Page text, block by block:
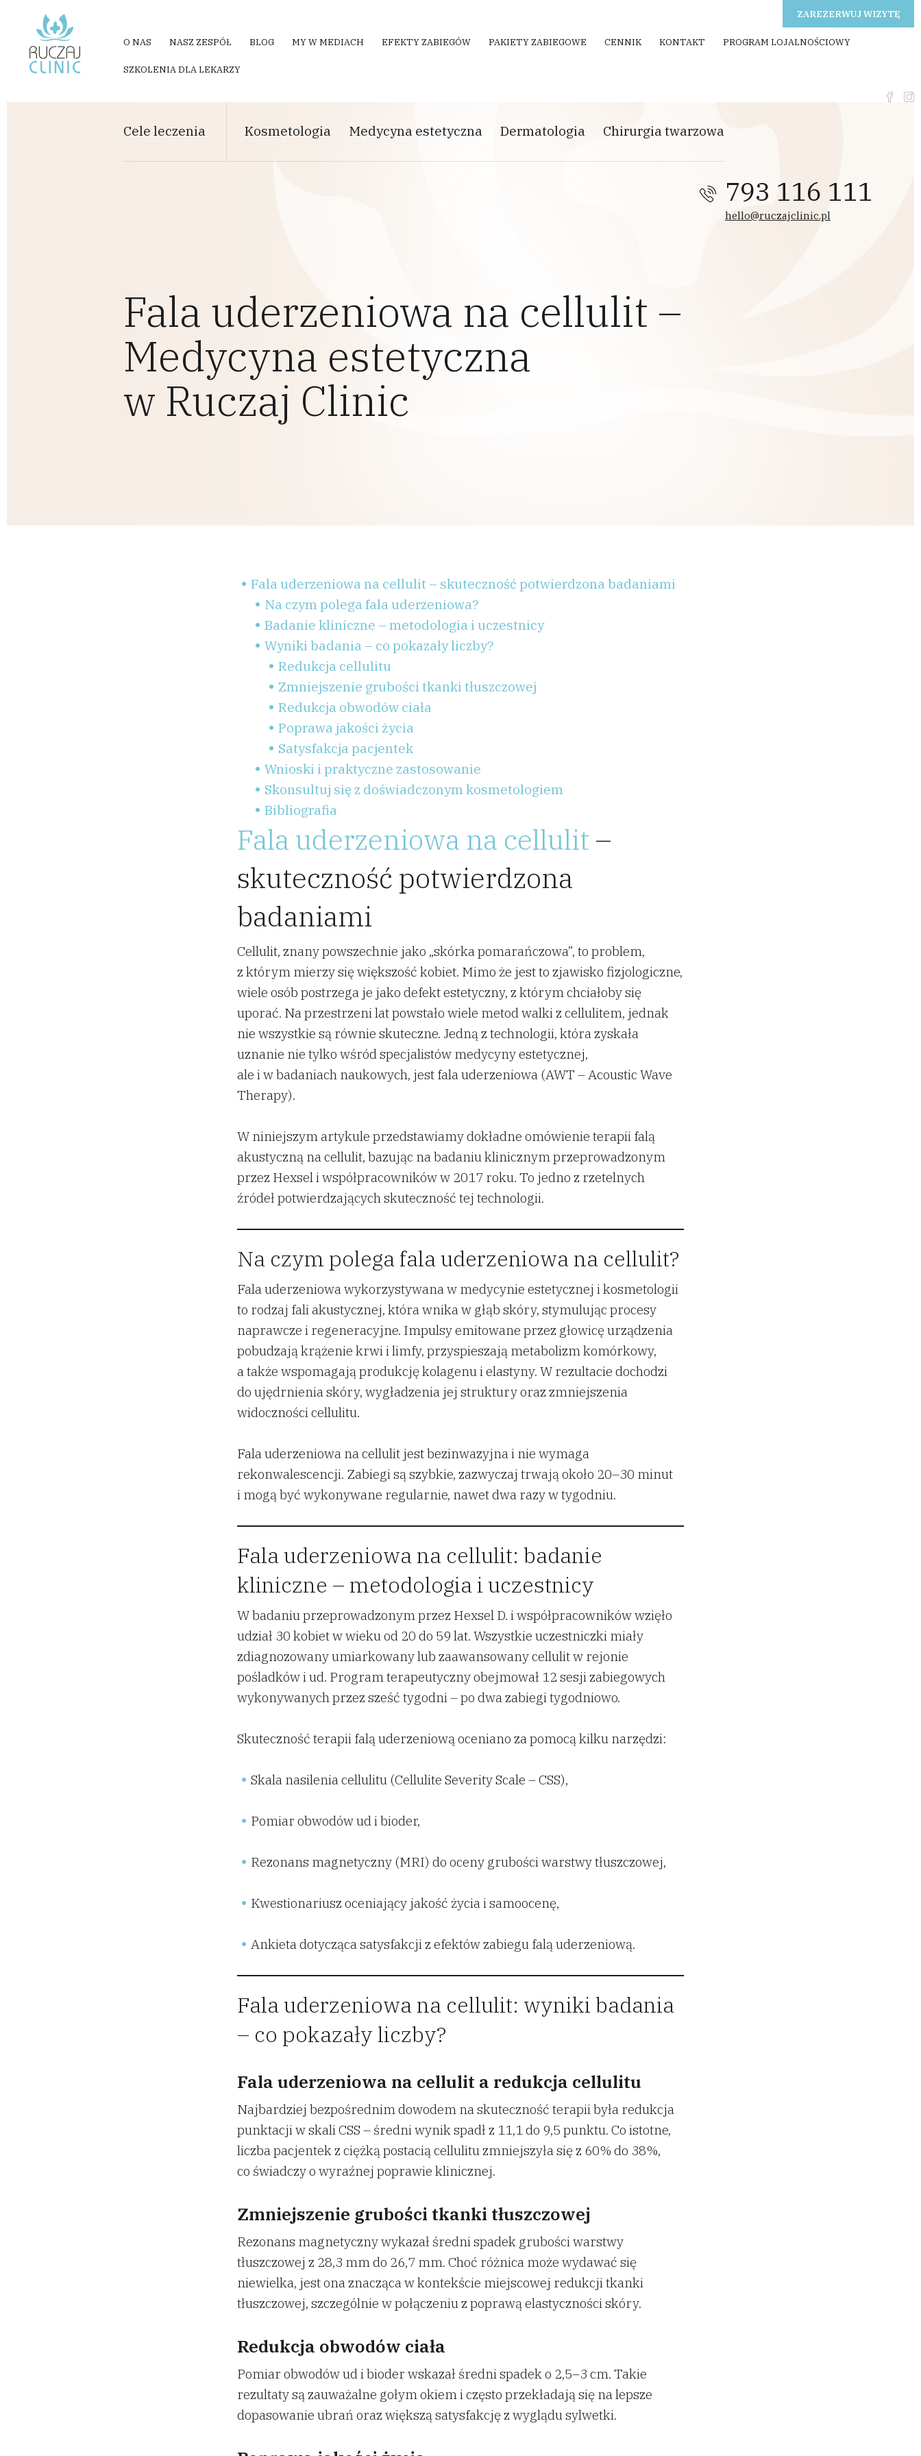
Przejdź do treści
O NAS NASZ ZESPÓŁ BLOG MY W MEDIACH EFEKTY ZABIEGÓW PAKIETY ZABIEGOWE CENNIK KONTAKT PROGRAM LOJALNOŚCIOWY
SZKOLENIA DLA LEKARZY
ZAREZERWUJ WIZYTĘ
Cele leczenia Kosmetologia Medycyna estetyczna Dermatologia Chirurgia twarzowa
793 116 111
hello@ruczajclinic.pl
Fala uderzeniowa na cellulit –
Medycyna estetyczna
w Ruczaj Clinic
Fala uderzeniowa na cellulit – skuteczność potwierdzona badaniami
Na czym polega fala uderzeniowa?
Badanie kliniczne – metodologia i uczestnicy
Wyniki badania – co pokazały liczby?
Redukcja cellulitu
Zmniejszenie grubości tkanki tłuszczowej
Redukcja obwodów ciała
Poprawa jakości życia
Satysfakcja pacjentek
Wnioski i praktyczne zastosowanie
Skonsultuj się z doświadczonym kosmetologiem
Bibliografia
Fala uderzeniowa na cellulit –
skuteczność potwierdzona
badaniami
Cellulit, znany powszechnie jako „skórka pomarańczowa”, to problem,
z którym mierzy się większość kobiet. Mimo że jest to zjawisko fizjologiczne,
wiele osób postrzega je jako defekt estetyczny, z którym chciałoby się
uporać. Na przestrzeni lat powstało wiele metod walki z cellulitem, jednak
nie wszystkie są równie skuteczne. Jedną z technologii, która zyskała
uznanie nie tylko wśród specjalistów medycyny estetycznej,
ale i w badaniach naukowych, jest fala uderzeniowa (AWT – Acoustic Wave
Therapy).
W niniejszym artykule przedstawiamy dokładne omówienie terapii falą
akustyczną na cellulit, bazując na badaniu klinicznym przeprowadzonym
przez Hexsel i współpracowników w 2017 roku. To jedno z rzetelnych
źródeł potwierdzających skuteczność tej technologii.
Na czym polega fala uderzeniowa na cellulit?
Fala uderzeniowa wykorzystywana w medycynie estetycznej i kosmetologii
to rodzaj fali akustycznej, która wnika w głąb skóry, stymulując procesy
naprawcze i regeneracyjne. Impulsy emitowane przez głowicę urządzenia
pobudzają krążenie krwi i limfy, przyspieszają metabolizm komórkowy,
a także wspomagają produkcję kolagenu i elastyny. W rezultacie dochodzi
do ujędrnienia skóry, wygładzenia jej struktury oraz zmniejszenia
widoczności cellulitu.
Fala uderzeniowa na cellulit jest bezinwazyjna i nie wymaga
rekonwalescencji. Zabiegi są szybkie, zazwyczaj trwają około 20–30 minut
i mogą być wykonywane regularnie, nawet dwa razy w tygodniu.
Fala uderzeniowa na cellulit: badanie
kliniczne – metodologia i uczestnicy
W badaniu przeprowadzonym przez Hexsel D. i współpracowników wzięło
udział 30 kobiet w wieku od 20 do 59 lat. Wszystkie uczestniczki miały
zdiagnozowany umiarkowany lub zaawansowany cellulit w rejonie
pośladków i ud. Program terapeutyczny obejmował 12 sesji zabiegowych
wykonywanych przez sześć tygodni – po dwa zabiegi tygodniowo.
Skuteczność terapii falą uderzeniową oceniano za pomocą kilku narzędzi:
Skala nasilenia cellulitu (Cellulite Severity Scale – CSS),
Pomiar obwodów ud i bioder,
Rezonans magnetyczny (MRI) do oceny grubości warstwy tłuszczowej,
Kwestionariusz oceniający jakość życia i samoocenę,
Ankieta dotycząca satysfakcji z efektów zabiegu falą uderzeniową.
Fala uderzeniowa na cellulit: wyniki badania
– co pokazały liczby?
Fala uderzeniowa na cellulit a redukcja cellulitu
Najbardziej bezpośrednim dowodem na skuteczność terapii była redukcja
punktacji w skali CSS – średni wynik spadł z 11,1 do 9,5 punktu. Co istotne,
liczba pacjentek z ciężką postacią cellulitu zmniejszyła się z 60% do 38%,
co świadczy o wyraźnej poprawie klinicznej.
Zmniejszenie grubości tkanki tłuszczowej
Rezonans magnetyczny wykazał średni spadek grubości warstwy
tłuszczowej z 28,3 mm do 26,7 mm. Choć różnica może wydawać się
niewielka, jest ona znacząca w kontekście miejscowej redukcji tkanki
tłuszczowej, szczególnie w połączeniu z poprawą elastyczności skóry.
Redukcja obwodów ciała
Pomiar obwodów ud i bioder wskazał średni spadek o 2,5–3 cm. Takie
rezultaty są zauważalne gołym okiem i często przekładają się na lepsze
dopasowanie ubrań oraz większą satysfakcję z wyglądu sylwetki.